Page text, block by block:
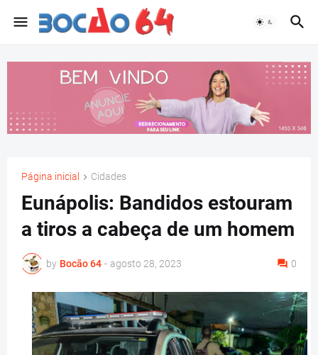
Página inicial Cidades
Eunápolis: Bandidos estouram
a tiros a cabeça de um homem
by Bocão 64 - agosto 28, 2023 0